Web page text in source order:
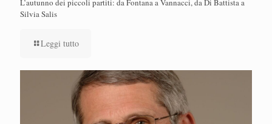
L’autunno dei piccoli partiti: da Fontana a Vannacci, da Di Battista a
Silvia Salis
Leggi tutto